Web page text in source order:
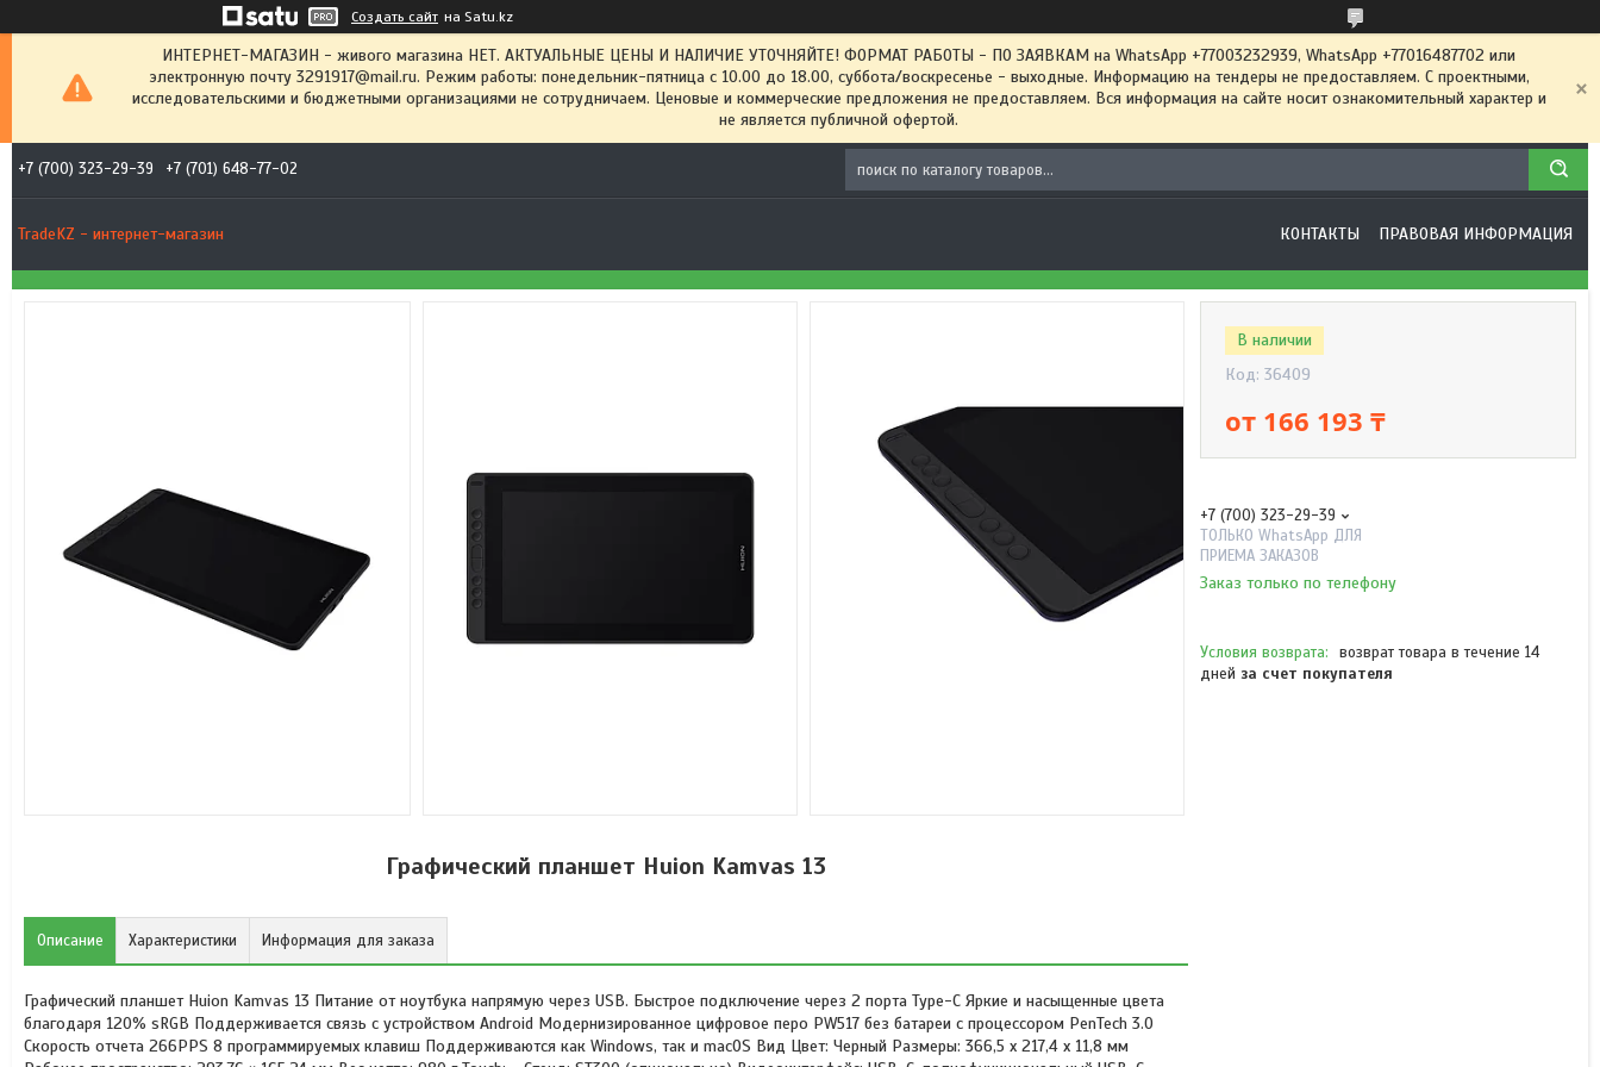
Создать сайт на Satu.kz
ИНТЕРНЕТ-МАГАЗИН - живого магазина НЕТ. АКТУАЛЬНЫЕ ЦЕНЫ И НАЛИЧИЕ УТОЧНЯЙТЕ! ФОРМАТ РАБОТЫ - ПО ЗАЯВКАМ на WhatsApp +77003232939, WhatsApp +77016487702 или
электронную почту 3291917@mail.ru. Режим работы: понедельник-пятница с 10.00 до 18.00, суббота/воскресенье - выходные. Информацию на тендеры не предоставляем. С проектными,
исследовательскими и бюджетными организациями не сотрудничаем. Ценовые и коммерческие предложения не предоставляем. Вся информация на сайте носит ознакомительный характер и
не является публичной офертой.
+7 (700) 323-29-39 +7 (701) 648-77-02
TradeKZ - интернет-магазин КОНТАКТЫ ПРАВОВАЯ ИНФОРМАЦИЯ
Графический планшет Huion Kamvas 13
Описание Характеристики Информация для заказа
Графический планшет Huion Kamvas 13 Питание от ноутбука напрямую через USB. Быстрое подключение через 2 порта Type-C Яркие и насыщенные цвета
благодаря 120% sRGB Поддерживается связь с устройством Android Модернизированное цифровое перо PW517 без батареи с процессором PenTech 3.0
Скорость отчета 266PPS 8 программируемых клавиш Поддерживаются как Windows, так и macOS Вид Цвет: Черный Размеры: 366,5 x 217,4 x 11,8 мм
В наличии
Код: 36409
от 166 193 ₸
+7 (700) 323-29-39
ТОЛЬКО WhatsApp ДЛЯ
ПРИЕМА ЗАКАЗОВ
Заказ только по телефону
возврат товара в течение 14
дней за счет покупателя